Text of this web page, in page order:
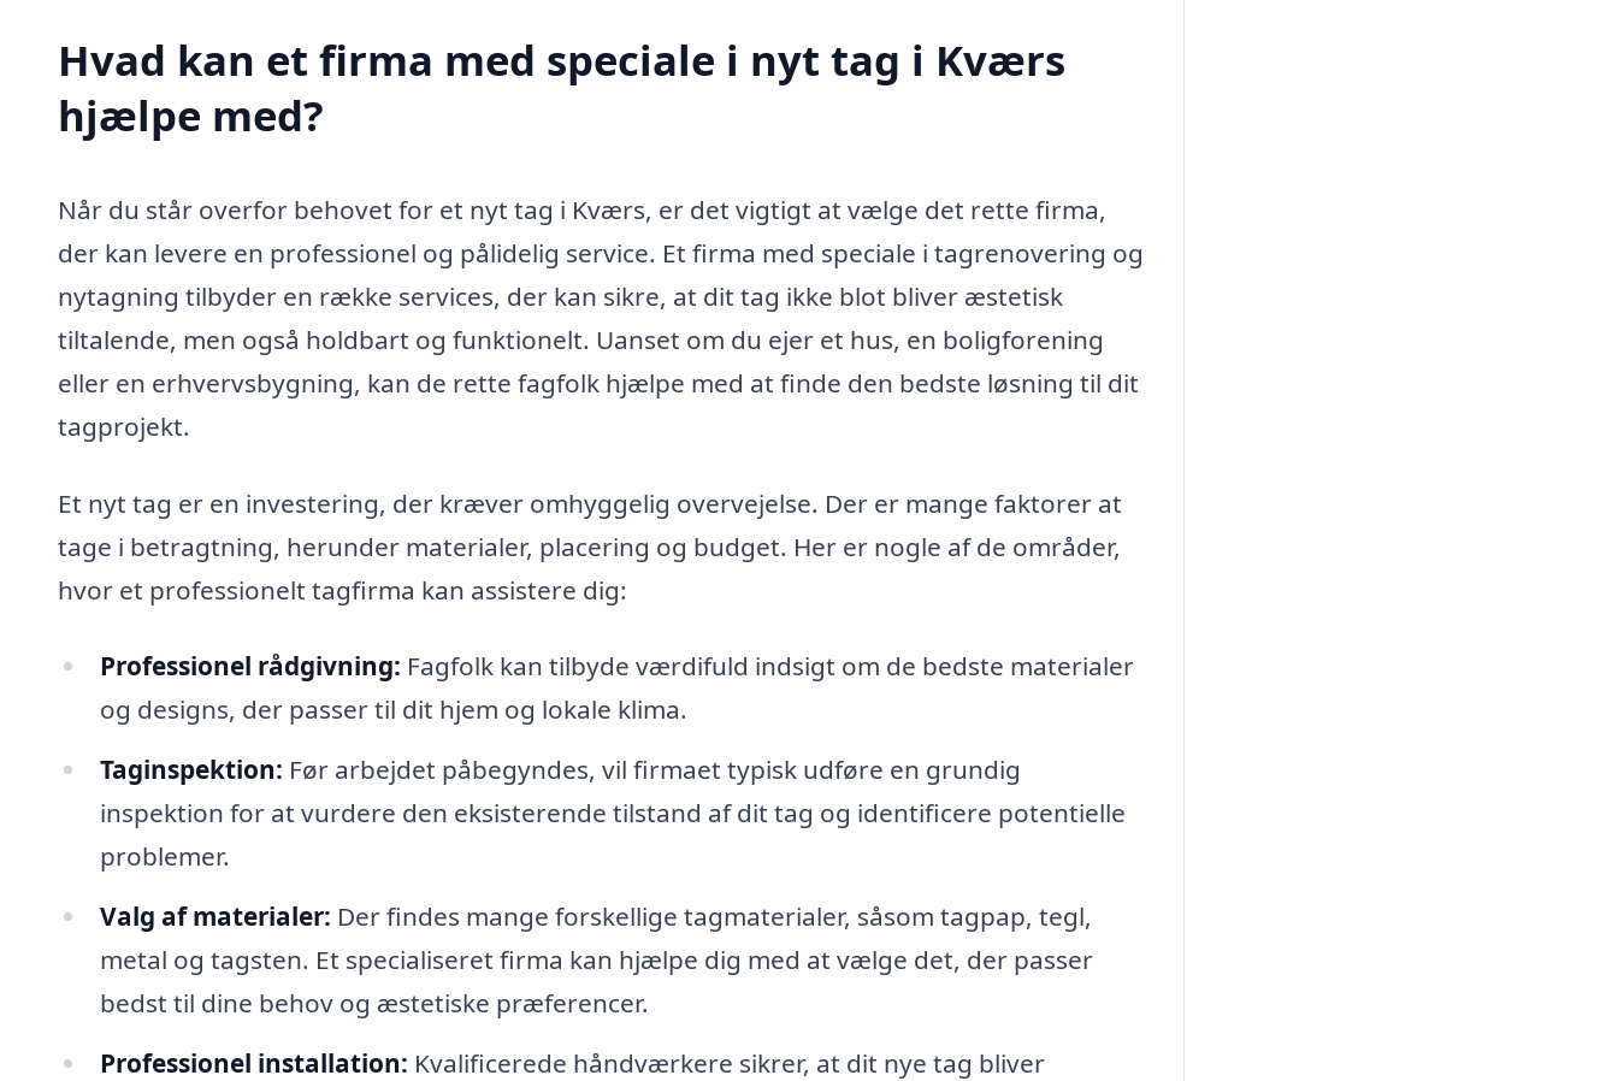
Hvad kan et firma med speciale i nyt tag i Kværs
hjælpe med?
Når du står overfor behovet for et nyt tag i Kværs, er det vigtigt at vælge det rette firma,
der kan levere en professionel og pålidelig service. Et firma med speciale i tagrenovering og
nytagning tilbyder en række services, der kan sikre, at dit tag ikke blot bliver æstetisk
tiltalende, men også holdbart og funktionelt. Uanset om du ejer et hus, en boligforening
eller en erhvervsbygning, kan de rette fagfolk hjælpe med at finde den bedste løsning til dit
tagprojekt.
Et nyt tag er en investering, der kræver omhyggelig overvejelse. Der er mange faktorer at
tage i betragtning, herunder materialer, placering og budget. Her er nogle af de områder,
hvor et professionelt tagfirma kan assistere dig:
Professionel rådgivning: Fagfolk kan tilbyde værdifuld indsigt om de bedste materialer
og designs, der passer til dit hjem og lokale klima.
Taginspektion: Før arbejdet påbegyndes, vil firmaet typisk udføre en grundig
inspektion for at vurdere den eksisterende tilstand af dit tag og identificere potentielle
problemer.
Valg af materialer: Der findes mange forskellige tagmaterialer, såsom tagpap, tegl,
metal og tagsten. Et specialiseret firma kan hjælpe dig med at vælge det, der passer
bedst til dine behov og æstetiske præferencer.
Professionel installation: Kvalificerede håndværkere sikrer, at dit nye tag bliver